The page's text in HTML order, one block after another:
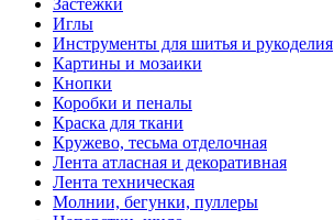
Иглы
Инструменты для шитья и рукоделия
Картины и мозаики
Кнопки
Коробки и пеналы
Краска для ткани
Кружево, тесьма отделочная
Лента атласная и декоративная
Лента техническая
Молнии, бегунки, пуллеры